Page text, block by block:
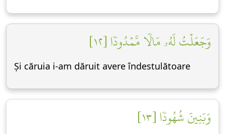
وَجَعَلۡتُ لَهُۥ مَالٗا مَّمۡدُودٗا [١٢]
Și căruia i-am dăruit avere îndestulătoare
وَبَنِينَ شُهُودٗا [١٣]